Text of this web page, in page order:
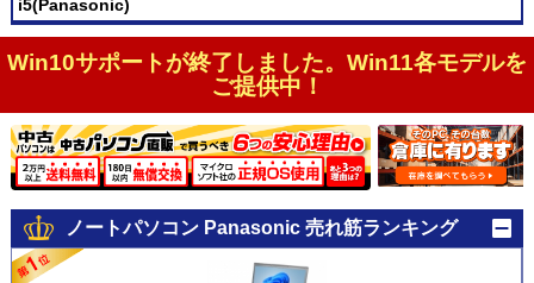
i5(Panasonic)
Win10サポートが終了しました。Win11各モデルを
ご提供中！
ノートパソコン Panasonic 売れ筋ランキング